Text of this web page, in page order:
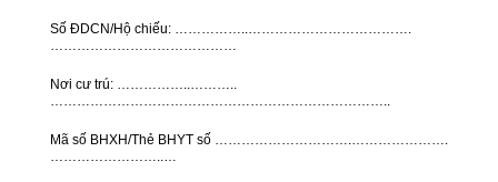
Số ĐDCN/Hộ chiếu: ……………..……………………………….
……………………………………
Nơi cư trú: ……………..………..
…………………………………………………………………..
Mã số BHXH/Thẻ BHYT số ………………………….………………….
……………………..…